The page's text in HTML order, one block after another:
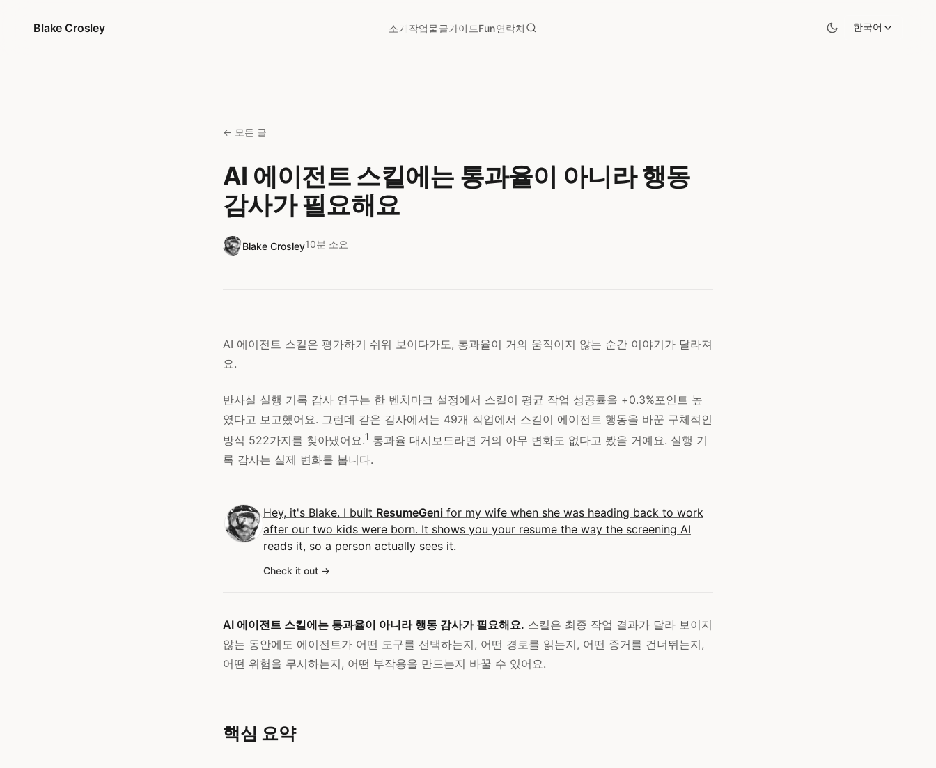
Blake Crosley
소개작업물글가이드Fun연락처 한국어
← 모든 글
AI 에이전트 스킬에는 통과율이 아니라 행동
감사가 필요해요
Blake Crosley10분 소요
AI 에이전트 스킬은 평가하기 쉬워 보이다가도, 통과율이 거의 움직이지 않는 순간 이야기가 달라져
요.
반사실 실행 기록 감사 연구는 한 벤치마크 설정에서 스킬이 평균 작업 성공률을 +0.3%포인트 높
였다고 보고했어요. 그런데 같은 감사에서는 49개 작업에서 스킬이 에이전트 행동을 바꾼 구체적인
방식 522가지를 찾아냈어요.1 통과율 대시보드라면 거의 아무 변화도 없다고 봤을 거예요. 실행 기
록 감사는 실제 변화를 봅니다.
Hey, it's Blake. I built ResumeGeni for my wife when she was heading back to work
after our two kids were born. It shows you your resume the way the screening AI
reads it, so a person actually sees it.
Check it out
AI 에이전트 스킬에는 통과율이 아니라 행동 감사가 필요해요. 스킬은 최종 작업 결과가 달라 보이지
않는 동안에도 에이전트가 어떤 도구를 선택하는지, 어떤 경로를 읽는지, 어떤 증거를 건너뛰는지,
어떤 위험을 무시하는지, 어떤 부작용을 만드는지 바꿀 수 있어요.
핵심 요약